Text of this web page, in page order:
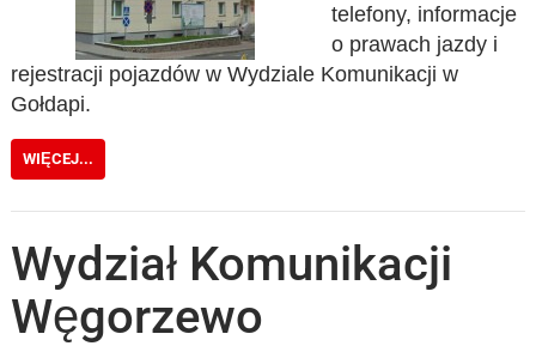
telefony, informacje
o prawach jazdy i
rejestracji pojazdów w Wydziale Komunikacji w
Gołdapi.
WIĘCEJ...
Wydział Komunikacji
Węgorzewo